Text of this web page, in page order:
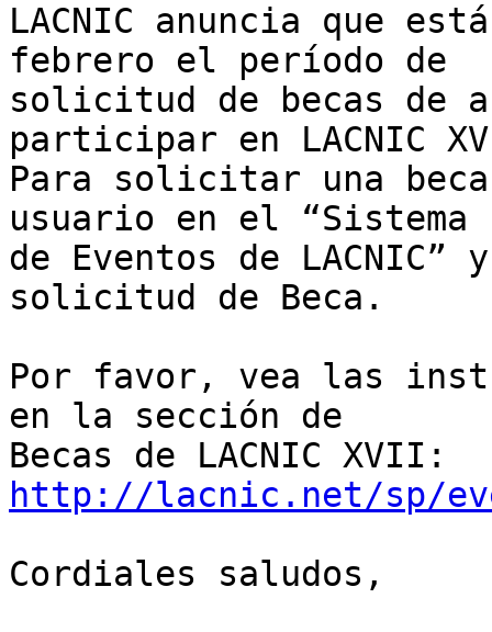
LACNIC anuncia que
febrero el período de
solicitud de becas de
participar en LACNIC
Para solicitar una
usuario en el “Sistema
de Eventos de
solicitud de Beca.
Por favor, vea las
en la sección de
http://lacnic.net/sp/
Cordiales saludos,